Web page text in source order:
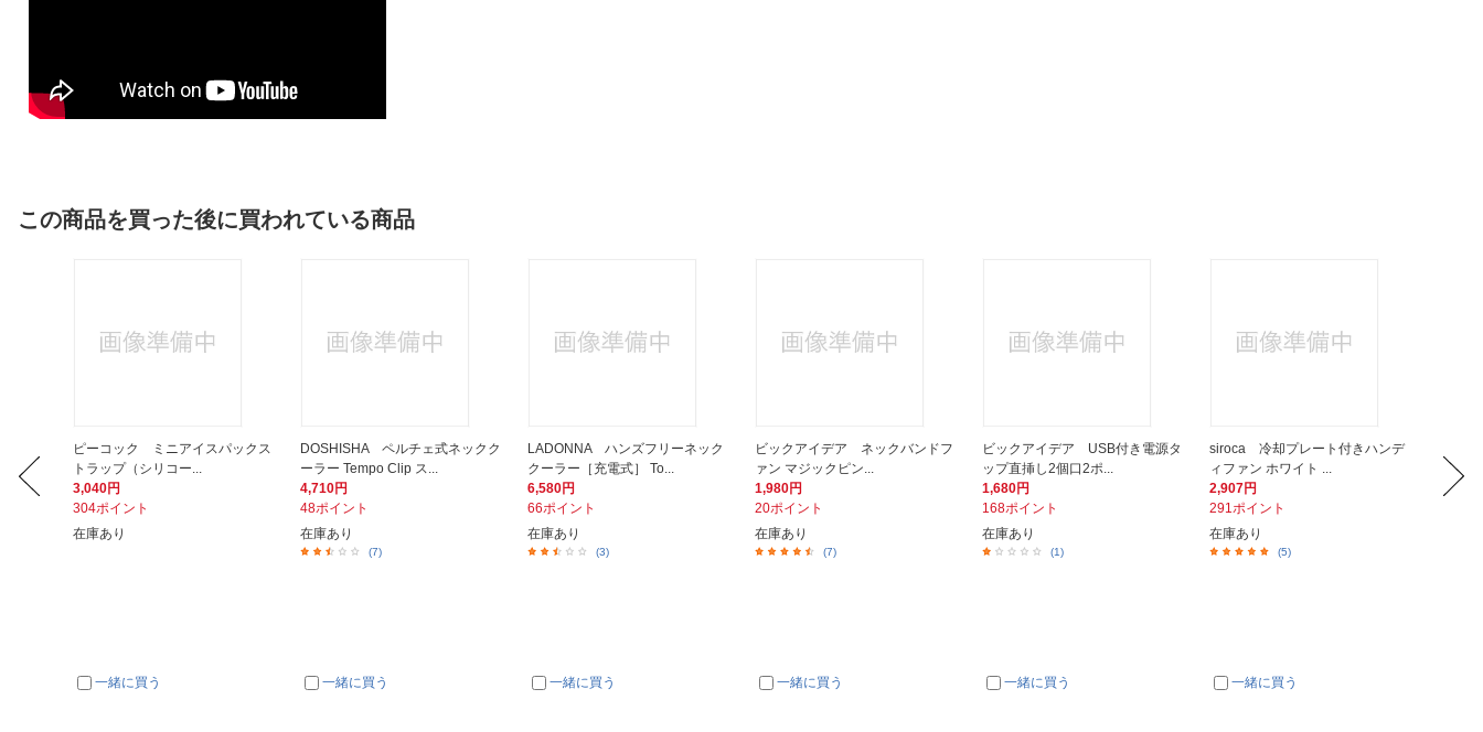
この商品を買った後に買われている商品
ピーコック ミニアイスパックス
トラップ（シリコー...
3,040円
304ポイント
在庫あり
一緒に買う
DOSHISHA ペルチェ式ネックク
ーラー Tempo Clip ス...
4,710円
48ポイント
在庫あり
(7)
一緒に買う
LADONNA ハンズフリーネック
クーラー［充電式］ To...
6,580円
66ポイント
在庫あり
(3)
一緒に買う
ビックアイデア ネックバンドフ
ァン マジックピン...
1,980円
20ポイント
在庫あり
(7)
一緒に買う
ビックアイデア USB付き電源タ
ップ直挿し2個口2ポ...
1,680円
168ポイント
在庫あり
(1)
一緒に買う
siroca 冷却プレート付きハンデ
ィファン ホワイト ...
2,907円
291ポイント
在庫あり
(5)
一緒に買う
ン 充
5,200円